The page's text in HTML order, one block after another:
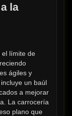
la
el límite de
ágiles y
un baúl
a mejorar
La carrocería
plano que